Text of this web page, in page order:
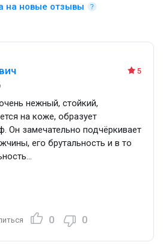
на новые отзывы
5
нежный, стойкий,
на коже, образует
Он замечательно подчëркивает
его брутальность и в то
0 0